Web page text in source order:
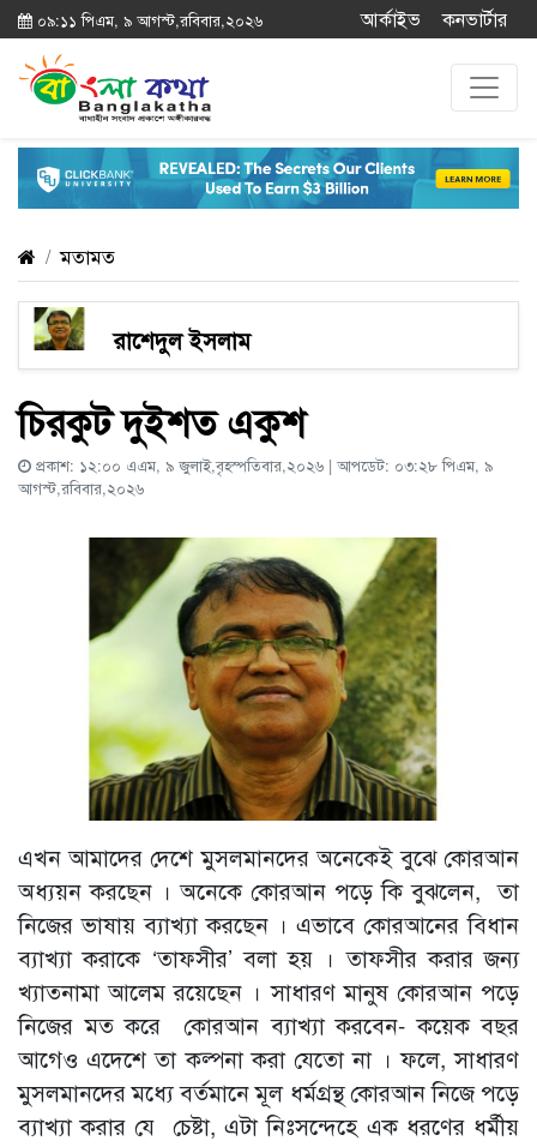
০৯:১১ পিএম, ৯ আগস্ট,রবিবার,২০২৬ আর্কাইভ কনভার্টার
মতামত
রাশেদুল ইসলাম
চিরকুট দুইশত একুশ
প্রকাশ: ১২:০০ এএম, ৯ জুলাই,বৃহস্পতিবার,২০২৬ | আপডেট: ০৩:২৮ পিএম, ৯
আগস্ট,রবিবার,২০২৬
এখন আমাদের দেশে মুসলমানদের অনেকেই বুঝে কোরআন
অধ্যয়ন করছেন । অনেকে কোরআন পড়ে কি বুঝলেন, তা
নিজের ভাষায় ব্যাখ্যা করছেন । এভাবে কোরআনের বিধান
ব্যাখ্যা করাকে ‘তাফসীর’ বলা হয় । তাফসীর করার জন্য
খ্যাতনামা আলেম রয়েছেন । সাধারণ মানুষ কোরআন পড়ে
নিজের মত করে কোরআন ব্যাখ্যা করবেন- কয়েক বছর
আগেও এদেশে তা কল্পনা করা যেতো না । ফলে, সাধারণ
মুসলমানদের মধ্যে বর্তমানে মূল ধর্মগ্রন্থ কোরআন নিজে পড়ে
ব্যাখ্যা করার যে চেষ্টা, এটা নিঃসন্দেহে এক ধরণের ধর্মীয়